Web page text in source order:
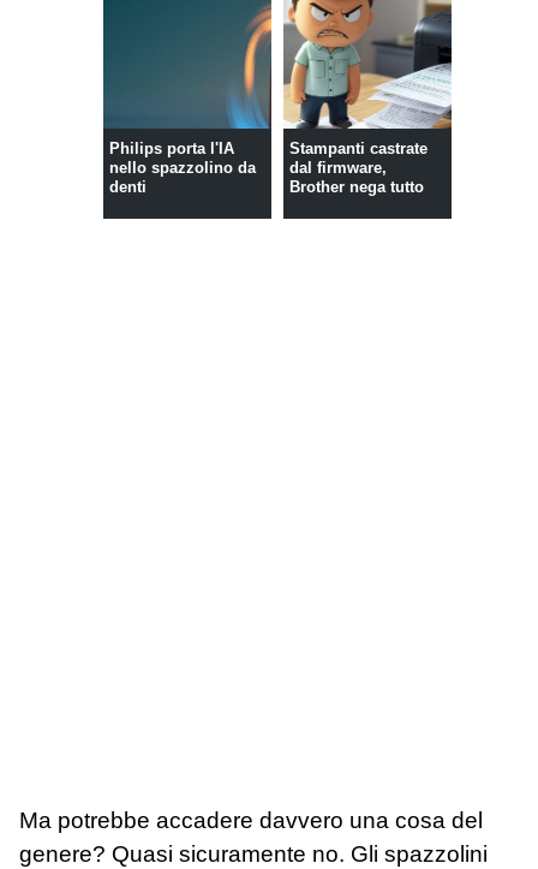
Philips porta l'IA
nello spazzolino da
denti
Stampanti castrate
dal firmware,
Brother nega tutto
Ma potrebbe accadere davvero una cosa del
genere? Quasi sicuramente no. Gli spazzolini